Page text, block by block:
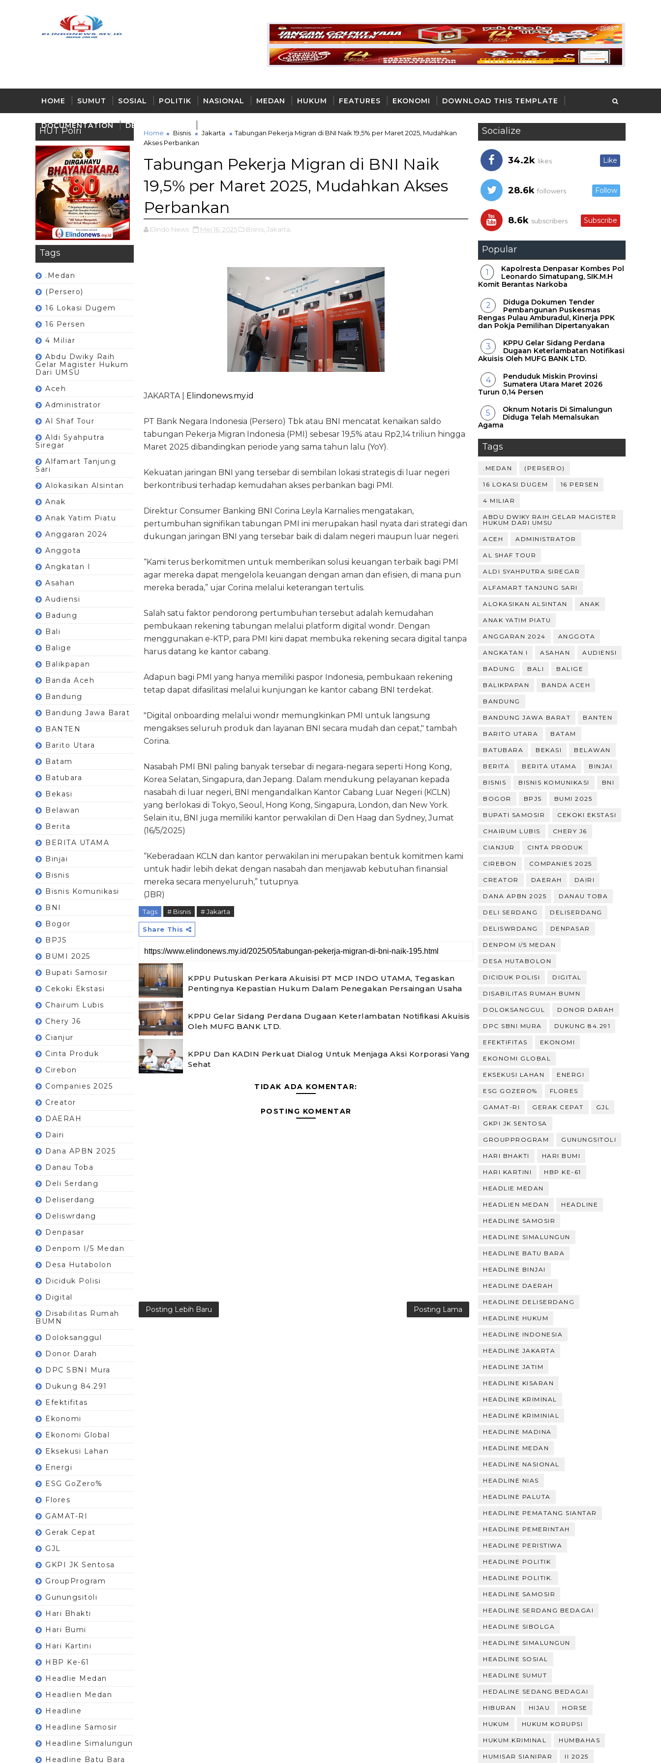
HOME SUMUT SOSIAL POLITIK NASIONAL MEDAN HUKUM FEATURES EKONOMI DOWNLOAD THIS TEMPLATE
DOCUMENTATION DELI - SERDANG
HUT Polri
Tags
.Medan
(Persero)
16 Lokasi Dugem
16 Persen
4 Miliar
Abdu Dwiky Raih
Gelar Magister Hukum
Dari UMSU
Aceh
Administrator
Al Shaf Tour
Aldi Syahputra
Siregar
Alfamart Tanjung
Sari
Alokasikan Alsintan
Anak
Anak Yatim Piatu
Anggaran 2024
Anggota
Angkatan I
Asahan
Audiensi
Badung
Bali
Balige
Balikpapan
Banda Aceh
Bandung
Bandung Jawa Barat
BANTEN
Barito Utara
Batam
Batubara
Bekasi
Belawan
Berita
BERITA UTAMA
Binjai
Bisnis
Bisnis Komunikasi
BNI
Bogor
BPJS
BUMI 2025
Bupati Samosir
Cekoki Ekstasi
Chairum Lubis
Chery J6
Cianjur
Cinta Produk
Cirebon
Companies 2025
Creator
DAERAH
Dairi
Dana APBN 2025
Danau Toba
Deli Serdang
Deliserdang
Deliswrdang
Denpasar
Denpom I/5 Medan
Desa Hutabolon
Diciduk Polisi
Digital
Disabilitas Rumah
BUMN
Doloksanggul
Donor Darah
DPC SBNI Mura
Dukung 84.291
Efektifitas
Ekonomi
Ekonomi Global
Eksekusi Lahan
Energi
ESG GoZero%
Flores
GAMAT-RI
Gerak Cepat
GJL
GKPI JK Sentosa
GroupProgram
Gunungsitoli
Hari Bhakti
Hari Bumi
Hari Kartini
HBP Ke-61
Headlie Medan
Headlien Medan
Headline
Headline Samosir
Headline Simalungun
Headline Batu Bara
Home Bisnis Jakarta
Tabungan Pekerja Migran di BNI Naik 19,5% per Maret 2025, Mudahkan
Akses Perbankan
Tabungan Pekerja Migran di BNI Naik
19,5% per Maret 2025, Mudahkan Akses
Perbankan
Elindo News Mei 16, 2025 Bisnis, Jakarta,
JAKARTA | Elindonews.my.id
PT Bank Negara Indonesia (Persero) Tbk atau BNI mencatat kenaikan saldo
tabungan Pekerja Migran Indonesia (PMI) sebesar 19,5% atau Rp2,14 triliun hingga
Maret 2025 dibandingkan periode yang sama tahun lalu (YoY).
Kekuatan jaringan BNI yang tersebar di sembilan lokasi strategis di luar negeri
berkontribusi terhadap kemudahan akses perbankan bagi PMI.
Direktur Consumer Banking BNI Corina Leyla Karnalies mengatakan,
pertumbuhan signifikan tabungan PMI ini merupakan hasil nyata dari strategi dan
dukungan jaringan BNI yang tersebar baik di dalam negeri maupun luar negeri.
“Kami terus berkomitmen untuk memberikan solusi keuangan terbaik bagi PMI
agar mereka dapat mengelola keuangan dengan aman dan efisien, di mana pun
mereka berada,” ujar Corina melalui keterangan tertulis.
Salah satu faktor pendorong pertumbuhan tersebut adalah kemudahan
pembukaan rekening tabungan melalui platform digital wondr. Dengan
menggunakan e-KTP, para PMI kini dapat membuka rekening secara digital tanpa
harus datang ke kantor cabang.
Adapun bagi PMI yang hanya memiliki paspor Indonesia, pembukaan rekening
tetap dapat difasilitasi melalui kunjungan ke kantor cabang BNI terdekat.
"Digital onboarding melalui wondr memungkinkan PMI untuk langsung
mengakses seluruh produk dan layanan BNI secara mudah dan cepat," tambah
Corina.
Nasabah PMI BNI paling banyak tersebar di negara-negara seperti Hong Kong,
Korea Selatan, Singapura, dan Jepang. Dalam mendukung pelayanan kepada
nasabah di luar negeri, BNI mengandalkan Kantor Cabang Luar Negeri (KCLN)
yang berlokasi di Tokyo, Seoul, Hong Kong, Singapura, London, dan New York.
Selain itu, BNI juga memiliki kantor perwakilan di Den Haag dan Sydney, Jumat
(16/5/2025)
“Keberadaan KCLN dan kantor perwakilan ini merupakan bentuk komitmen kami
untuk hadir lebih dekat dengan nasabah dan menjawab kebutuhan finansial
mereka secara menyeluruh,” tutupnya.
(JBR)
Tags # Bisnis # Jakarta
Share This
KPPU Putuskan Perkara Akuisisi PT MCP INDO UTAMA, Tegaskan
Pentingnya Kepastian Hukum Dalam Penegakan Persaingan Usaha
KPPU Gelar Sidang Perdana Dugaan Keterlambatan Notifikasi Akuisis
Oleh MUFG BANK LTD.
KPPU Dan KADIN Perkuat Dialog Untuk Menjaga Aksi Korporasi Yang
Sehat
TIDAK ADA KOMENTAR:
POSTING KOMENTAR
Posting Lebih Baru Posting Lama
Socialize
34.2k likes Like
28.6k followers Follow
8.6k subscribers Subscribe
Popular
Kapolresta Denpasar Kombes Pol
Leonardo Simatupang, SIK.M.H
Komit Berantas Narkoba
Diduga Dokumen Tender
Pembangunan Puskesmas
Rengas Pulau Amburadul, Kinerja PPK
dan Pokja Pemilihan Dipertanyakan
KPPU Gelar Sidang Perdana
Dugaan Keterlambatan Notifikasi
Akuisis Oleh MUFG BANK LTD.
Penduduk Miskin Provinsi
Sumatera Utara Maret 2026
Turun 0,14 Persen
Oknum Notaris Di Simalungun
Diduga Telah Memalsukan
Agama
Tags
.MEDAN (PERSERO)
16 LOKASI DUGEM 16 PERSEN
4 MILIAR
ABDU DWIKY RAIH GELAR MAGISTER
HUKUM DARI UMSU
ACEH ADMINISTRATOR
AL SHAF TOUR
ALDI SYAHPUTRA SIREGAR
ALFAMART TANJUNG SARI
ALOKASIKAN ALSINTAN ANAK
ANAK YATIM PIATU
ANGGARAN 2024 ANGGOTA
ANGKATAN I ASAHAN AUDIENSI
BADUNG BALI BALIGE
BALIKPAPAN BANDA ACEH
BANDUNG
BANDUNG JAWA BARAT BANTEN
BARITO UTARA BATAM
BATUBARA BEKASI BELAWAN
BERITA BERITA UTAMA BINJAI
BISNIS BISNIS KOMUNIKASI BNI
BOGOR BPJS BUMI 2025
BUPATI SAMOSIR CEKOKI EKSTASI
CHAIRUM LUBIS CHERY J6
CIANJUR CINTA PRODUK
CIREBON COMPANIES 2025
CREATOR DAERAH DAIRI
DANA APBN 2025 DANAU TOBA
DELI SERDANG DELISERDANG
DELISWRDANG DENPASAR
DENPOM I/5 MEDAN
DESA HUTABOLON
DICIDUK POLISI DIGITAL
DISABILITAS RUMAH BUMN
DOLOKSANGGUL DONOR DARAH
DPC SBNI MURA DUKUNG 84.291
EFEKTIFITAS EKONOMI
EKONOMI GLOBAL
EKSEKUSI LAHAN ENERGI
ESG GOZERO% FLORES
GAMAT-RI GERAK CEPAT GJL
GKPI JK SENTOSA
GROUPPROGRAM GUNUNGSITOLI
HARI BHAKTI HARI BUMI
HARI KARTINI HBP KE-61
HEADLIE MEDAN
HEADLIEN MEDAN HEADLINE
HEADLINE SAMOSIR
HEADLINE SIMALUNGUN
HEADLINE BATU BARA
HEADLINE BINJAI
HEADLINE DAERAH
HEADLINE DELISERDANG
HEADLINE HUKUM
HEADLINE INDONESIA
HEADLINE JAKARTA
HEADLINE JATIM
HEADLINE KISARAN
HEADLINE KRIMINAL
HEADLINE KRIMINIAL
HEADLINE MADINA
HEADLINE MEDAN
HEADLINE NASIONAL
HEADLINE NIAS
HEADLINE PALUTA
HEADLINE PEMATANG SIANTAR
HEADLINE PEMERINTAH
HEADLINE PERISTIWA
HEADLINE POLITIK
HEADLINE POLITIK.
HEADLINE SAMOSIR
HEADLINE SERDANG BEDAGAI
HEADLINE SIBOLGA
HEADLINE SIMALUNGUN
HEADLINE SOSIAL
HEADLINE SUMUT
HEDALINE SEDANG BEDAGAI
HIBURAN HIJAU HORSE
HUKUM HUKUM KORUPSI
HUKUM.KRIMINAL HUMBAHAS
HUMISAR SIANIPAR II 2025